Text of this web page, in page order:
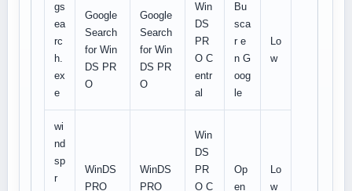
gs
ea
rc
h.
ex
e
Google
Search
for Win
DS PR
O
Google
Search
for Win
DS PR
O
Win
DS
PR
O C
entr
al
Bu
sca
r e
n G
oog
le
Lo
w
wi
nd
sp
r
WinDS
PRO
WinDS
PRO
Win
DS
PR
O C
Op
en
Lo
w